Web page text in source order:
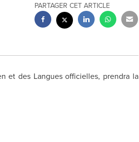
PARTAGER CET ARTICLE
et des Langues officielles, prendra la